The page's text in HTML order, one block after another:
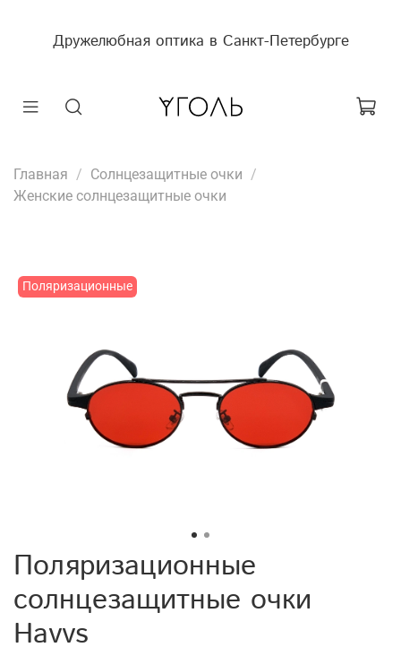
Дружелюбная оптика в Санкт-Петербурге
Главная
Солнцезащитные очки
Женские солнцезащитные очки
Поляризационные
Поляризационные
солнцезащитные очки
Havvs